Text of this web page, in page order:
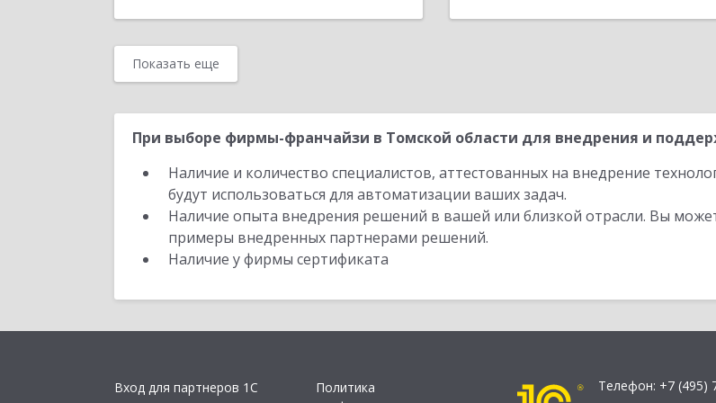
Показать еще
При выборе фирмы-франчайзи в Томской области для внедрения и
Наличие и количество специалистов, аттестованных на внедрение
будут использоваться для автоматизации ваших задач.
Наличие опыта внедрения решений в вашей или близкой отрасли. Вы
примеры внедренных партнерами решений.
Наличие у фирмы сертификата
Вход для партнеров 1С
Политика
Телефон: +7 (495)